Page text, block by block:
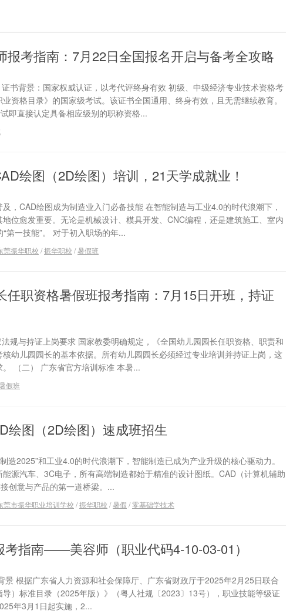
报考指南：7月22日全国报名开启与备考全攻略
书背景：国家权威认证，以考代评终身有效 初级、中级经济专业技术资格考
资格目录》的国家级考试。该证书全国通用、终身有效，且无需继续教育。
即直接认定具备相应级别的职称资格...
绘图（2D绘图）培训，21天学成就业！
，CAD绘图成为制造业入门必备技能 在智能制造与工业4.0的时代浪潮下，
位愈发重要。无论是机械设计、模具开发、CNC编程，还是建筑施工、室内
第一技能”。 对于初入职场的年...
莞振华职校 /振华职校 /暑假班
任职资格暑假班报考指南：7月15日开班，持证
规与持证上岗要求 国家教委明确规定，《全国幼儿园园长任职资格、职责和
幼儿园园长的基本依据。所有幼儿园园长必须经过专业培训并持证上岗，这
（二） 广东省官方培训标准 本暑...
假班
绘图（2D绘图）速成班招生
造2025”和工业4.0的时代浪潮下，智能制造已成为产业升级的核心驱动力。
源汽车、3C电子，所有高端制造都始于精准的设计图纸。CAD（计算机辅助
创意与产品的第一道桥梁。...
莞市振华职业培训学校 /振华职校 /暑假 /零基础学技术
考指南——美容师（职业代码4-10-03-01）
景 根据广东省人力资源和社会保障厅、广东省财政厅于2025年2月25日联合
）标准目录（2025年版）》（粤人社规〔2023〕13号），职业技能等级证
年3月1日起实施，2...